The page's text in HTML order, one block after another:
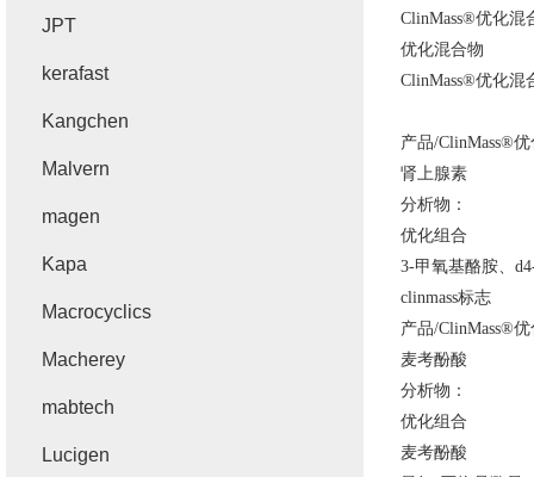
ClinMass®优化混
优化混合物
ClinMass®优化混
产品/ClinMass®优
肾上腺素
分析物：
优化组合
3-甲氧基酪胺、
clinmass标志
产品/ClinMass®优
麦考酚酸
分析物：
优化组合
麦考酚酸
JPT
kerafast
Kangchen
Malvern
magen
Kapa
Macrocyclics
Macherey
mabtech
Lucigen